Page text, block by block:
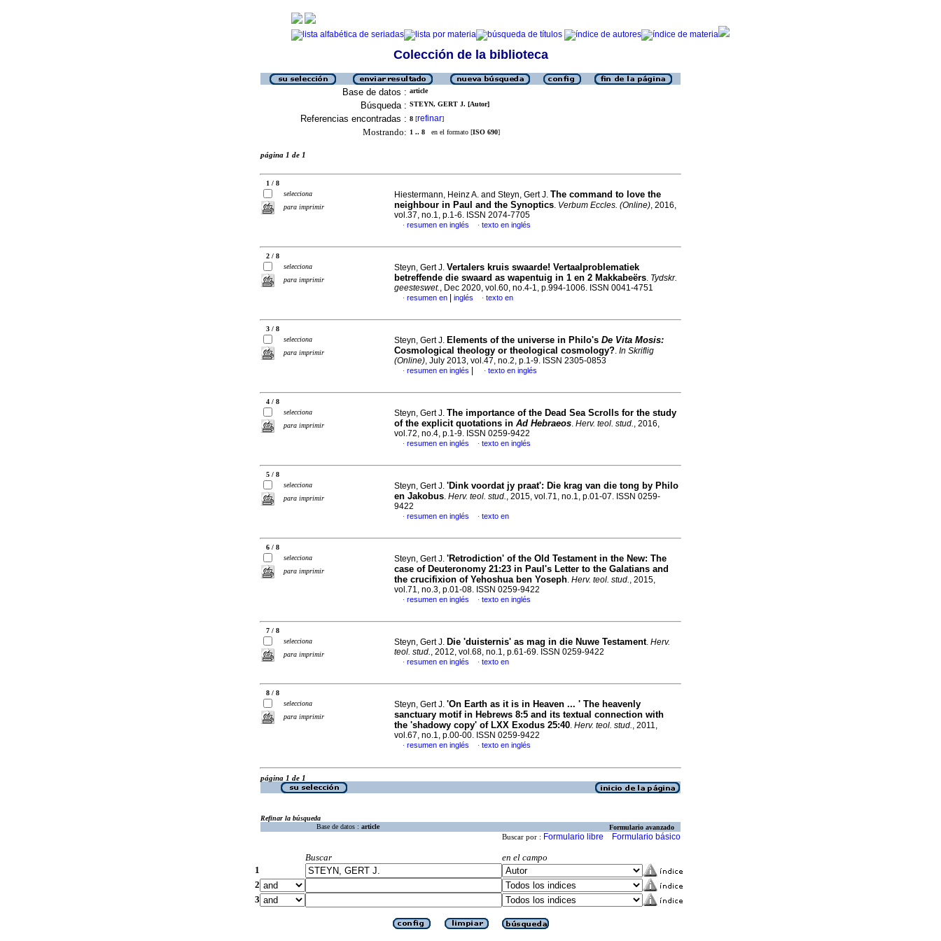
Colección de la biblioteca
Base de datos : article
Búsqueda : STEYN, GERT J. [Autor]
Referencias encontradas : 8 [refinar]
Mostrando: 1 .. 8 en el formato [ISO 690]
página 1 de 1
1 / 8
selecciona
para imprimir
Hiestermann, Heinz A. and Steyn, Gert J. The command to love the
neighbour in Paul and the Synoptics. Verbum Eccles. (Online), 2016,
vol.37, no.1, p.1-6. ISSN 2074-7705
· resumen en inglés · texto en inglés
2 / 8
selecciona
para imprimir
Steyn, Gert J. Vertalers kruis swaarde! Vertaalproblematiek
betreffende die swaard as wapentuig in 1 en 2 Makkabeërs. Tydskr.
geesteswet., Dec 2020, vol.60, no.4-1, p.994-1006. ISSN 0041-4751
· resumen en inglés · texto en
3 / 8
selecciona
para imprimir
Steyn, Gert J. Elements of the universe in Philo's De Vita Mosis:
Cosmological theology or theological cosmology?. In Skriflig
(Online), July 2013, vol.47, no.2, p.1-9. ISSN 2305-0853
· resumen en inglés · texto en inglés
4 / 8
selecciona
para imprimir
Steyn, Gert J. The importance of the Dead Sea Scrolls for the study
of the explicit quotations in Ad Hebraeos. Herv. teol. stud., 2016,
vol.72, no.4, p.1-9. ISSN 0259-9422
· resumen en inglés · texto en inglés
5 / 8
selecciona
para imprimir
Steyn, Gert J. 'Dink voordat jy praat': Die krag van die tong by Philo
en Jakobus. Herv. teol. stud., 2015, vol.71, no.1, p.01-07. ISSN 0259-
9422
· resumen en inglés · texto en
6 / 8
selecciona
para imprimir
Steyn, Gert J. 'Retrodiction' of the Old Testament in the New: The
case of Deuteronomy 21:23 in Paul's Letter to the Galatians and
the crucifixion of Yehoshua ben Yoseph. Herv. teol. stud., 2015,
vol.71, no.3, p.01-08. ISSN 0259-9422
· resumen en inglés · texto en inglés
7 / 8
selecciona
para imprimir
Steyn, Gert J. Die 'duisternis' as mag in die Nuwe Testament. Herv.
teol. stud., 2012, vol.68, no.1, p.61-69. ISSN 0259-9422
· resumen en inglés · texto en
8 / 8
selecciona
para imprimir
Steyn, Gert J. 'On Earth as it is in Heaven ... ' The heavenly
sanctuary motif in Hebrews 8:5 and its textual connection with
the 'shadowy copy' of LXX Exodus 25:40. Herv. teol. stud., 2011,
vol.67, no.1, p.00-00. ISSN 0259-9422
· resumen en inglés · texto en inglés
página 1 de 1
Refinar la búsqueda
Base de datos : article Formulario avanzado
Buscar por : Formulario libre Formulario básico
Buscar
en el campo
1
2
3